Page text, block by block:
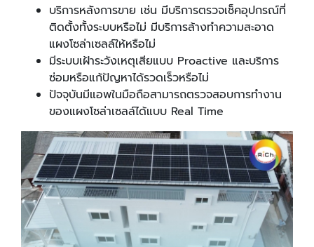
บริการหลังการขาย เช่น มีบริการตรวจเช็คอุปกรณ์ที่
ติดตั้งทั้งระบบหรือไม่ มีบริการล้างทำความสะอาด
แผงโซล่าเซลล์ให้หรือไม่
มีระบบเฝ้าระวังเหตุเสียแบบ Proactive และบริการ
ซ่อมหรือแก้ปัญหาได้รวดเร็วหรือไม่
ปัจจุบันมีแอพในมือถือสามารถตรวจสอบการทำงาน
ของแผงโซล่าเซลล์ได้แบบ Real Time